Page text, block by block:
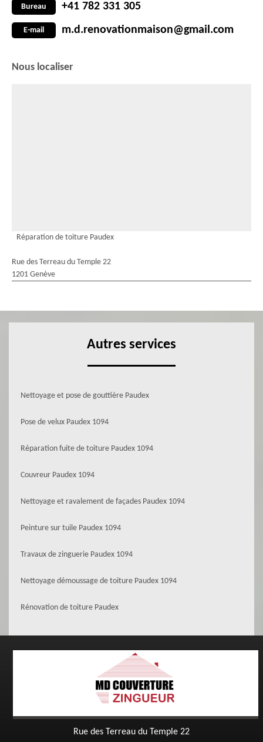
Bureau +41 782 331 305
E-mail m.d.renovationmaison@gmail.com
Nous localiser
Réparation de toiture Paudex
Rue des Terreau du Temple 22
1201 Genève
Autres services
Nettoyage et pose de gouttière Paudex
Pose de velux Paudex 1094
Réparation fuite de toiture Paudex 1094
Couvreur Paudex 1094
Nettoyage et ravalement de façades Paudex 1094
Peinture sur tuile Paudex 1094
Travaux de zinguerie Paudex 1094
Nettoyage démoussage de toiture Paudex 1094
Rénovation de toiture Paudex
Rue des Terreau du Temple 22